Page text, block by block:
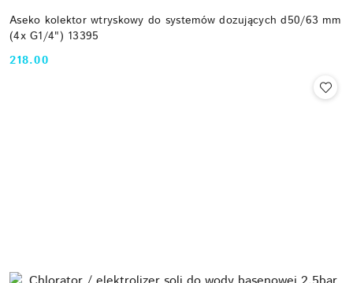
Aseko kolektor wtryskowy do systemów dozujących d50/63 mm
(4x G1/4") 13395
Cena:
218.00